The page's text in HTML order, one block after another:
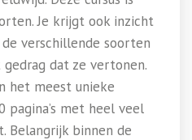
Je krijgt ook inzicht
verschillende soorten
dat ze vertonen.
het meest unieke
pagina’s met heel veel
Belangrijk binnen de